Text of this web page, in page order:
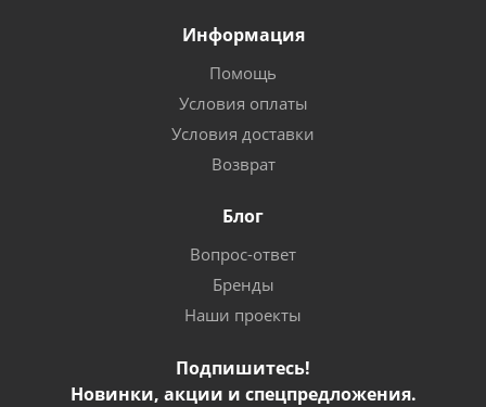
Информация
Помощь
Условия оплаты
Условия доставки
Возврат
Блог
Вопрос-ответ
Бренды
Наши проекты
Подпишитесь!
Новинки, акции и спецпредложения.